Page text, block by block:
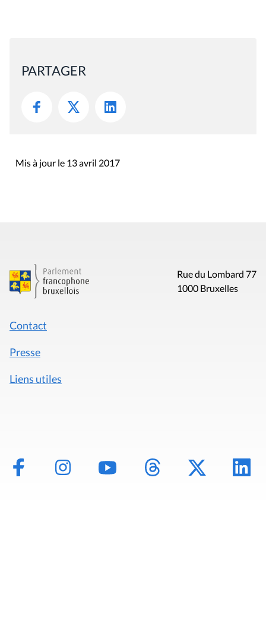
PARTAGER
Mis à jour le 13 avril 2017
Rue du Lombard 77
1000 Bruxelles
Contact
Presse
Liens utiles